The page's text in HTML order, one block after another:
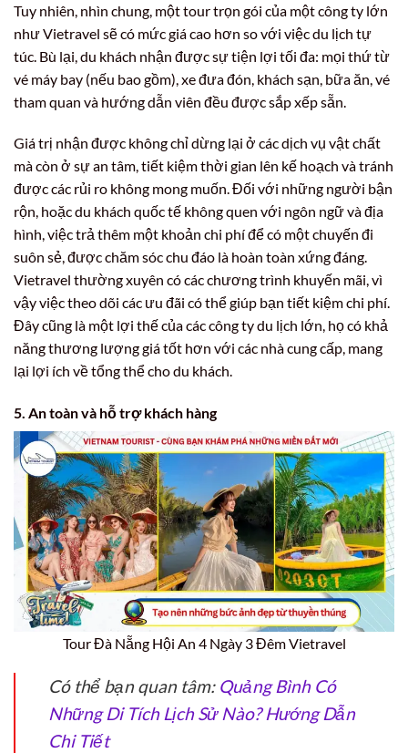
Tuy nhiên, nhìn chung, một tour trọn gói của một công ty lớn
như Vietravel sẽ có mức giá cao hơn so với việc du lịch tự
túc. Bù lại, du khách nhận được sự tiện lợi tối đa: mọi thứ từ
vé máy bay (nếu bao gồm), xe đưa đón, khách sạn, bữa ăn, vé
tham quan và hướng dẫn viên đều được sắp xếp sẵn.
Giá trị nhận được không chỉ dừng lại ở các dịch vụ vật chất
mà còn ở sự an tâm, tiết kiệm thời gian lên kế hoạch và tránh
được các rủi ro không mong muốn. Đối với những người bận
rộn, hoặc du khách quốc tế không quen với ngôn ngữ và địa
hình, việc trả thêm một khoản chi phí để có một chuyến đi
suôn sẻ, được chăm sóc chu đáo là hoàn toàn xứng đáng.
Vietravel thường xuyên có các chương trình khuyến mãi, vì
vậy việc theo dõi các ưu đãi có thể giúp bạn tiết kiệm chi phí.
Đây cũng là một lợi thế của các công ty du lịch lớn, họ có khả
năng thương lượng giá tốt hơn với các nhà cung cấp, mang
lại lợi ích về tổng thể cho du khách.
5. An toàn và hỗ trợ khách hàng
Tour Đà Nẵng Hội An 4 Ngày 3 Đêm Vietravel
Có thể bạn quan tâm: Quảng Bình Có
Những Di Tích Lịch Sử Nào? Hướng Dẫn
Chi Tiết